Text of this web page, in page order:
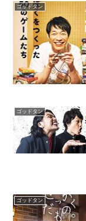
ゴッドタン
ゴッドタン
ゴッドタン